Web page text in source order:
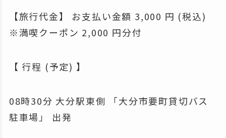
【旅行代金】 お支払い金額 3,000 円 (税込)
※満喫クーポン 2,000 円分付
【 行程 (予定) 】
08時30分 大分駅東側 「大分市要町貸切バス
駐車場」 出発